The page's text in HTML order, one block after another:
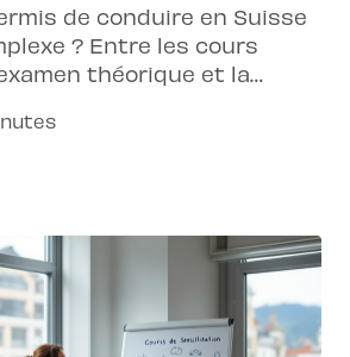
de conduire en Suisse
? Entre les cours
théorique et la
en 2025, des solutions